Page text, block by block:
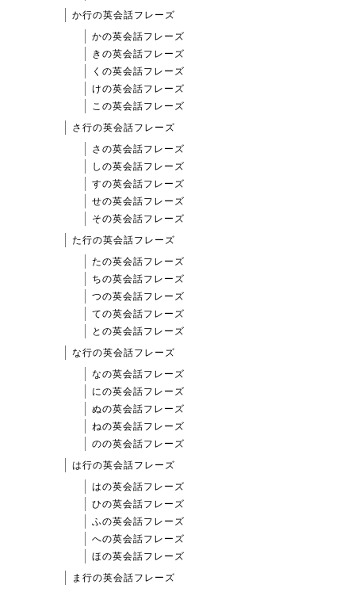
か行の英会話フレーズ
かの英会話フレーズ
きの英会話フレーズ
くの英会話フレーズ
けの英会話フレーズ
この英会話フレーズ
さ行の英会話フレーズ
さの英会話フレーズ
しの英会話フレーズ
すの英会話フレーズ
せの英会話フレーズ
その英会話フレーズ
た行の英会話フレーズ
たの英会話フレーズ
ちの英会話フレーズ
つの英会話フレーズ
ての英会話フレーズ
との英会話フレーズ
な行の英会話フレーズ
なの英会話フレーズ
にの英会話フレーズ
ぬの英会話フレーズ
ねの英会話フレーズ
のの英会話フレーズ
は行の英会話フレーズ
はの英会話フレーズ
ひの英会話フレーズ
ふの英会話フレーズ
への英会話フレーズ
ほの英会話フレーズ
ま行の英会話フレーズ